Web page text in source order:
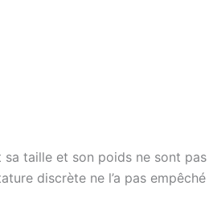
taille et son poids ne sont
discrète ne l’a pas